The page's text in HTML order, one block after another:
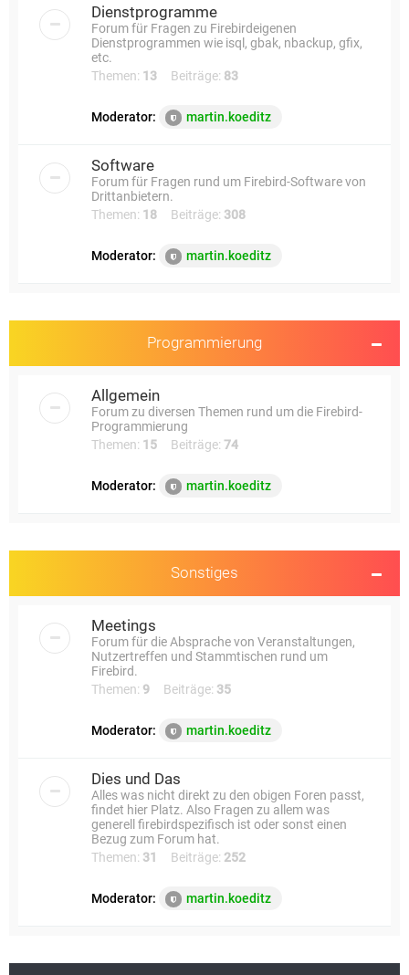
Dienstprogramme
Forum für Fragen zu Firebirdeigenen
Dienstprogrammen wie isql, gbak, nbackup, gfix,
etc.
Themen: 13 Beiträge: 83
Moderator: martin.koeditz
Software
Forum für Fragen rund um Firebird-Software von
Drittanbietern.
Themen: 18 Beiträge: 308
Moderator: martin.koeditz
Programmierung
Allgemein
Forum zu diversen Themen rund um die Firebird-
Programmierung
Themen: 15 Beiträge: 74
Moderator: martin.koeditz
Sonstiges
Meetings
Forum für die Absprache von Veranstaltungen,
Nutzertreffen und Stammtischen rund um
Firebird.
Themen: 9 Beiträge: 35
Moderator: martin.koeditz
Dies und Das
Alles was nicht direkt zu den obigen Foren passt,
findet hier Platz. Also Fragen zu allem was
generell firebirdspezifisch ist oder sonst einen
Bezug zum Forum hat.
Themen: 31 Beiträge: 252
Moderator: martin.koeditz